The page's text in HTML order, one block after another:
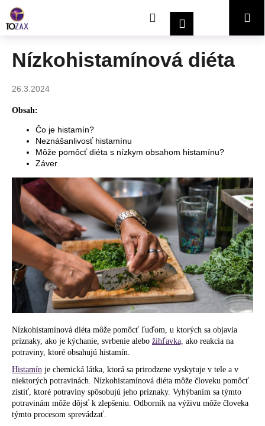
obsah
HľadaťPrihlásenieNákupný
košík
Nízkohistamínová diéta
26.3.2024
Obsah:
Čo je histamín?
Neznášanlivosť histamínu
Môže pomôcť diéta s nízkym obsahom histamínu?
Záver
Nízkohistamínová diéta môže pomôcť ľuďom, u ktorých sa objavia
príznaky, ako je kýchanie, svrbenie alebo žihľavka, ako reakcia na
potraviny, ktoré obsahujú histamín.
Histamín je chemická látka, ktorá sa prirodzene vyskytuje v tele a v
niektorých potravinách. Nízkohistamínová diéta môže človeku pomôcť
zistiť, ktoré potraviny spôsobujú jeho príznaky. Vyhýbaním sa týmto
potravinám môže dôjsť k zlepšeniu. Odborník na výživu môže človeka
týmto procesom sprevádzať.
o
Č
p
o
u
t
n
á
j
s
ť
?
HĽADAŤ